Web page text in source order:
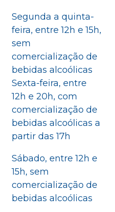
Segunda a quinta-
feira, entre 12h e 15h,
sem
comercialização de
bebidas alcoólicas
Sexta-feira, entre
12h e 20h, com
comercialização de
bebidas alcoólicas a
partir das 17h
Sábado, entre 12h e
15h, sem
comercialização de
bebidas alcoólicas